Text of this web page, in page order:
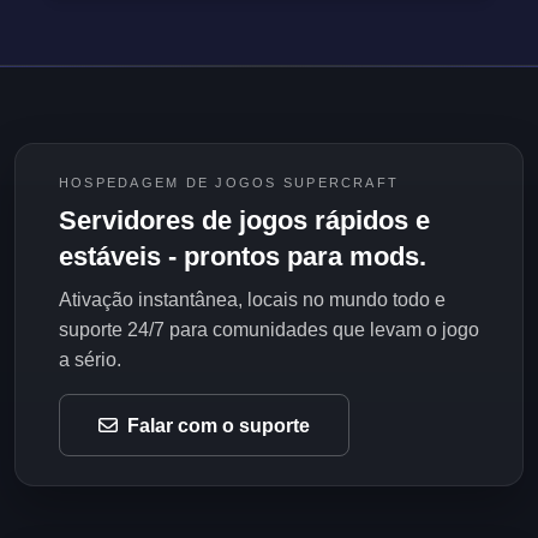
HOSPEDAGEM DE JOGOS SUPERCRAFT
Servidores de jogos rápidos e
estáveis - prontos para mods.
Ativação instantânea, locais no mundo todo e
suporte 24/7 para comunidades que levam o jogo
a sério.
Falar com o suporte